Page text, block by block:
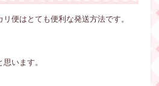
便はとても便利な発送方法です。
います。